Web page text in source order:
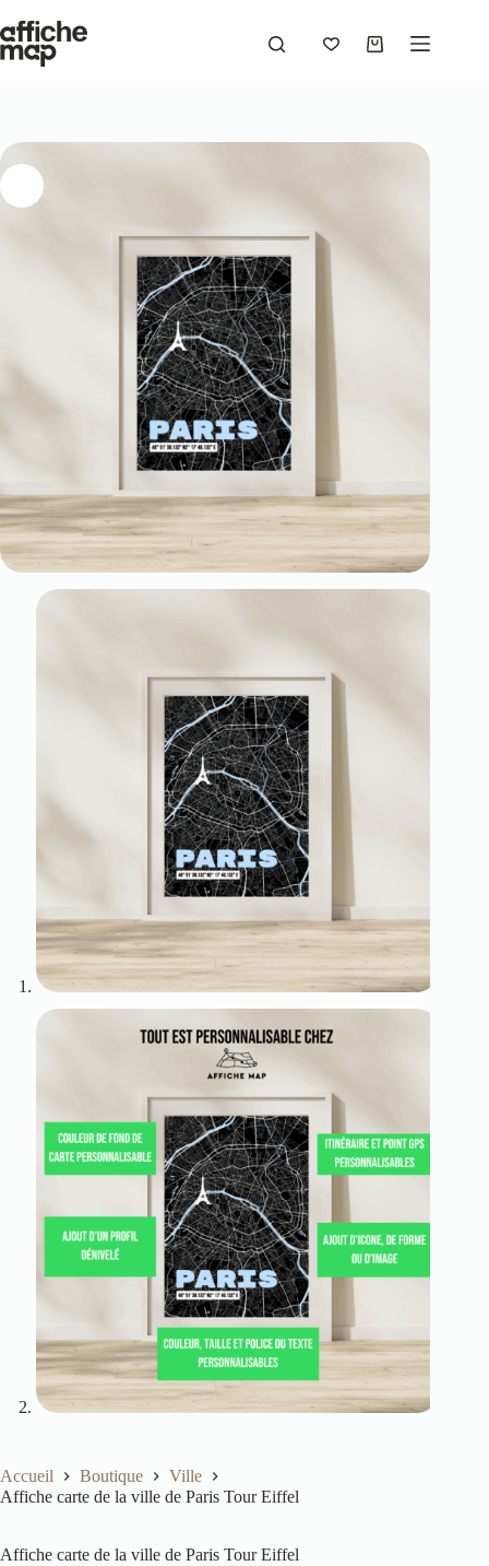
Accueil Boutique
Ville
Affiche carte de la ville de Paris Tour Eiffel
Affiche carte de la ville de Paris Tour Eiffel